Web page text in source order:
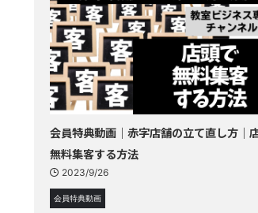
会員特典動画｜赤字店舗の立て直し方｜
無料集客する方法
2023/9/26
会員特典動画